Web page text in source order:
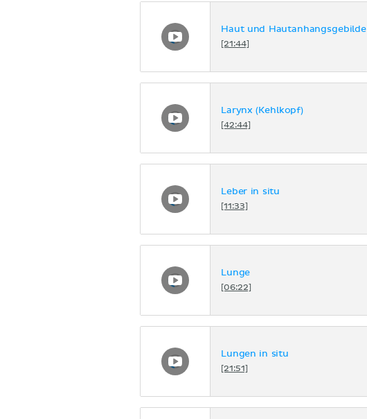
Haut und Hautanhangsgebilde
[21:44]
Larynx (Kehlkopf)
[42:44]
Leber in situ
[11:33]
Lunge
[06:22]
Lungen in situ
[21:51]